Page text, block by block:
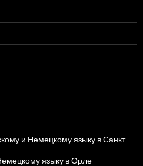
и Немецкому языку в Санкт-
языку в Орле